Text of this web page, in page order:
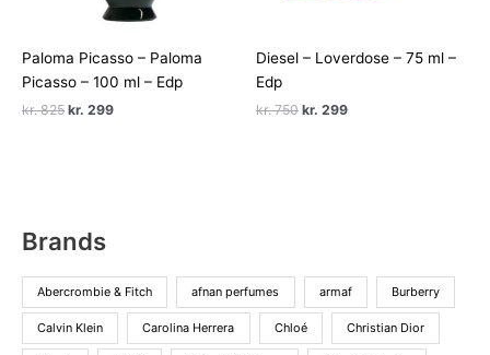
Paloma Picasso – Paloma
Picasso – 100 ml – Edp
kr.825 Den
kr. 299Den
Diesel – Loverdose – 75 ml –
Edp
kr.750 Den
kr. 299Den
Brands
Abercrombie & Fitch afnan perfumes armaf Burberry
Calvin Klein Carolina Herrera Chloé Christian Dior